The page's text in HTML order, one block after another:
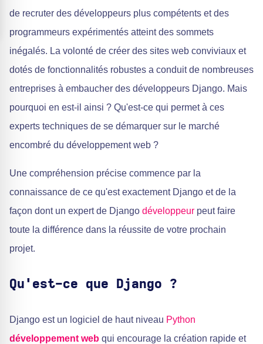
de recruter des développeurs plus compétents et des
programmeurs expérimentés atteint des sommets
inégalés. La volonté de créer des sites web conviviaux et
dotés de fonctionnalités robustes a conduit de nombreuses
entreprises à embaucher des développeurs Django. Mais
pourquoi en est-il ainsi ? Qu'est-ce qui permet à ces
experts techniques de se démarquer sur le marché
encombré du développement web ?
Une compréhension précise commence par la
connaissance de ce qu'est exactement Django et de la
façon dont un expert de Django développeur peut faire
toute la différence dans la réussite de votre prochain
projet.
Qu'est-ce que Django ?
Django est un logiciel de haut niveau Python
développement web qui encourage la création rapide et